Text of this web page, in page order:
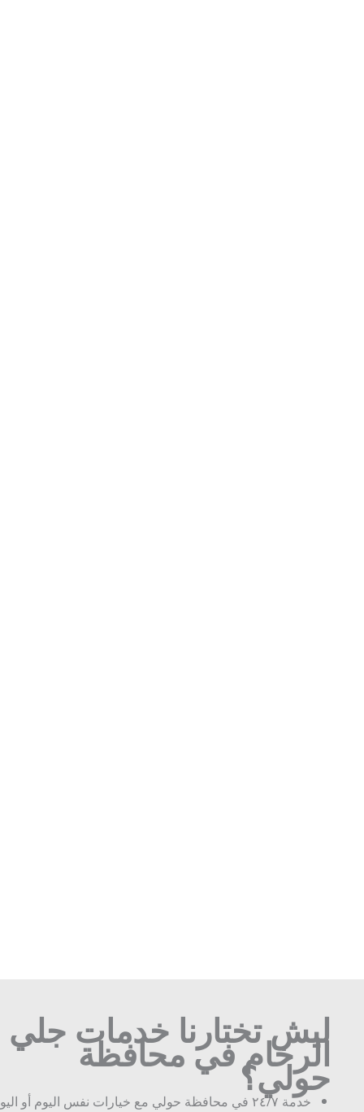
ليش تختارنا خدمات جلي
الرخام في محافظة
حولي؟
خدمة ٢٤/٧ في محافظة حولي مع خيارات نفس اليوم أو اليوم